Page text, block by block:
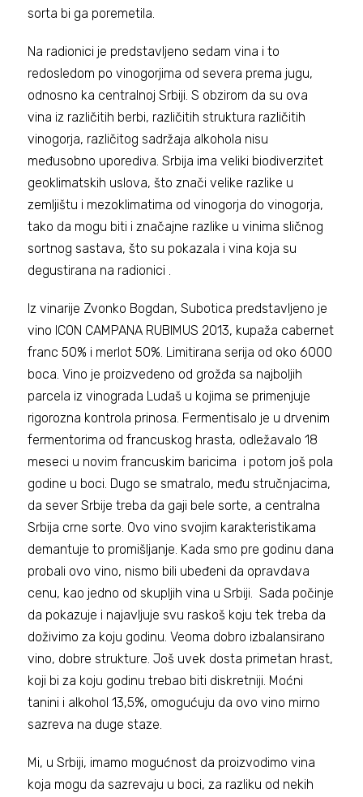
sorta bi ga poremetila.
Na radionici je predstavljeno sedam vina i to
redosledom po vinogorjima od severa prema jugu,
odnosno ka centralnoj Srbiji. S obzirom da su ova
vina iz različitih berbi, različitih struktura različitih
vinogorja, različitog sadržaja alkohola nisu
međusobno uporediva. Srbija ima veliki biodiverzitet
geoklimatskih uslova, što znači velike razlike u
zemljištu i mezoklimatima od vinogorja do vinogorja,
tako da mogu biti i značajne razlike u vinima sličnog
sortnog sastava, što su pokazala i vina koja su
degustirana na radionici .
Iz vinarije Zvonko Bogdan, Subotica predstavljeno je
vino ICON CAMPANA RUBIMUS 2013, kupaža cabernet
franc 50% i merlot 50%. Limitirana serija od oko 6000
boca. Vino je proizvedeno od grožđa sa najboljih
parcela iz vinograda Ludaš u kojima se primenjuje
rigorozna kontrola prinosa. Fermentisalo je u drvenim
fermentorima od francuskog hrasta, odležavalo 18
meseci u novim francuskim baricima i potom još pola
godine u boci. Dugo se smatralo, među stručnjacima,
da sever Srbije treba da gaji bele sorte, a centralna
Srbija crne sorte. Ovo vino svojim karakteristikama
demantuje to promišljanje. Kada smo pre godinu dana
probali ovo vino, nismo bili ubeđeni da opravdava
cenu, kao jedno od skupljih vina u Srbiji. Sada počinje
da pokazuje i najavljuje svu raskoš koju tek treba da
doživimo za koju godinu. Veoma dobro izbalansirano
vino, dobre strukture. Još uvek dosta primetan hrast,
koji bi za koju godinu trebao biti diskretniji. Moćni
tanini i alkohol 13,5%, omogućuju da ovo vino mirno
sazreva na duge staze.
Mi, u Srbiji, imamo mogućnost da proizvodimo vina
koja mogu da sazrevaju u boci, za razliku od nekih